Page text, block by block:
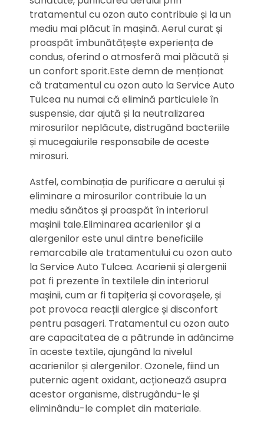
tratamentul cu ozon auto contribuie și la un
mediu mai plăcut în mașină. Aerul curat și
proaspăt îmbunătățește experiența de
condus, oferind o atmosferă mai plăcută și
un confort sporit.Este demn de menționat
că tratamentul cu ozon auto la Service Auto
Tulcea nu numai că elimină particulele în
suspensie, dar ajută și la neutralizarea
mirosurilor neplăcute, distrugând bacteriile
și mucegaiurile responsabile de aceste
mirosuri.
Astfel, combinația de purificare a aerului și
eliminare a mirosurilor contribuie la un
mediu sănătos și proaspăt în interiorul
mașinii tale.Eliminarea acarienilor și a
alergenilor este unul dintre beneficiile
remarcabile ale tratamentului cu ozon auto
la Service Auto Tulcea. Acarienii și alergenii
pot fi prezente în textilele din interiorul
mașinii, cum ar fi tapițeria și covorașele, și
pot provoca reacții alergice și disconfort
pentru pasageri. Tratamentul cu ozon auto
are capacitatea de a pătrunde în adâncime
în aceste textile, ajungând la nivelul
acarienilor și alergenilor. Ozonele, fiind un
puternic agent oxidant, acționează asupra
acestor organisme, distrugându-le și
eliminându-le complet din materiale.